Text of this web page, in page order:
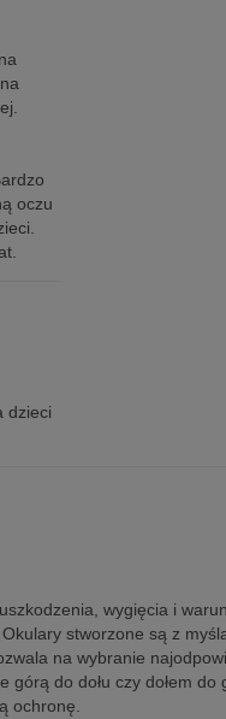
oczu
dzieci
wygięcia i
stworzone są z
na wybranie
do dołu czy dołem
ochronę.